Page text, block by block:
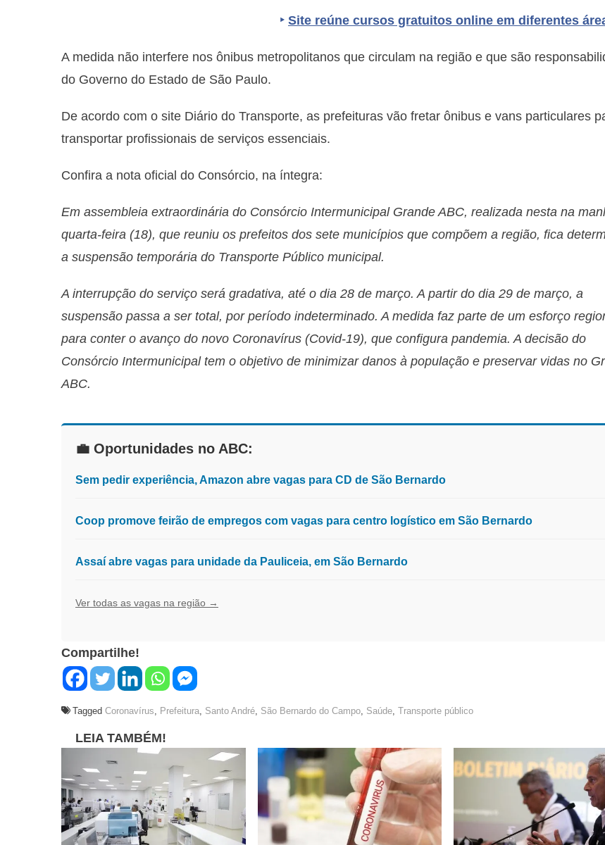
‣ Site reúne cursos gratuitos online em diferentes
A medida não interfere nos ônibus metropolitanos que circulam na região e que são
do Governo do Estado de São Paulo.
De acordo com o site Diário do Transporte, as prefeituras vão fretar ônibus e vans particulares
transportar profissionais de serviços essenciais.
Confira a nota oficial do Consórcio, na íntegra:
Em assembleia extraordinária do Consórcio Intermunicipal Grande ABC, realizada nesta na
quarta-feira (18), que reuniu os prefeitos dos sete municípios que compõem a região, fica
a suspensão temporária do Transporte Público municipal.
A interrupção do serviço será gradativa, até o dia 28 de março. A partir do dia 29 de março, a
suspensão passa a ser total, por período indeterminado. A medida faz parte de um esforço
para conter o avanço do novo Coronavírus (Covid-19), que configura pandemia. A decisão do
Consórcio Intermunicipal tem o objetivo de minimizar danos à população e preservar vidas no
ABC.
💼 Oportunidades no ABC:
Sem pedir experiência, Amazon abre vagas para CD de São Bernardo
Coop promove feirão de empregos com vagas para centro logístico em São Bernardo
Assaí abre vagas para unidade da Pauliceia, em São Bernardo
Ver todas as vagas na região →
Compartilhe!
Tagged Coronavírus, Prefeitura, Santo André, São Bernardo do Campo, Saúde, Transporte público
LEIA TAMBÉM!